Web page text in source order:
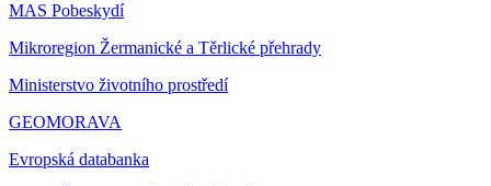
MAS Pobeskydí
Mikroregion Žermanické a Těrlické přehrady
Ministerstvo životního prostředí
GEOMORAVA
Evropská databanka